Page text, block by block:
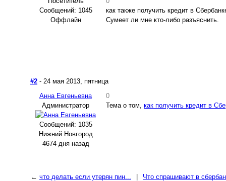
Сообщений: 1045
Оффлайн
как также получить кредит в
Сумеет ли мне кто-либо разъяснить.
#2 - 24 мая 2013, пятница
Анна Евгеньевна
Администратор
Сообщений: 1035
Нижний Новгород
4674 дня назад
0
Тема о том, как получить кредит в
← что делать если утерян пин...
Что спрашивают в